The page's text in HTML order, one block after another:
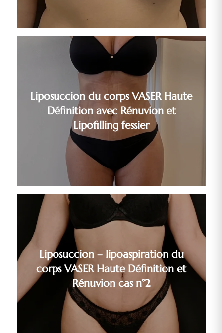
Liposuccion du corps VASER Haute
Définition avec Rénuvion et
Lipofilling fessier
Liposuccion – lipoaspiration du
corps VASER Haute Définition et
Rénuvion cas n°2